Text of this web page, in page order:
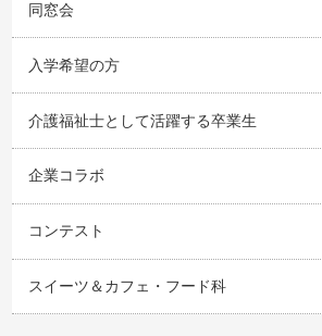
同窓会
入学希望の方
介護福祉士として活躍する卒業生
企業コラボ
コンテスト
スイーツ＆カフェ・フード科